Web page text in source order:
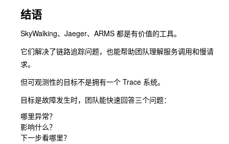
结语
SkyWalking、Jaeger、ARMS 都是有价值的工具。
它们解决了链路追踪问题，也能帮助团队理解服务调用和慢请
求。
但可观测性的目标不是拥有一个 Trace 系统。
目标是故障发生时，团队能快速回答三个问题：
哪里异常？
影响什么？